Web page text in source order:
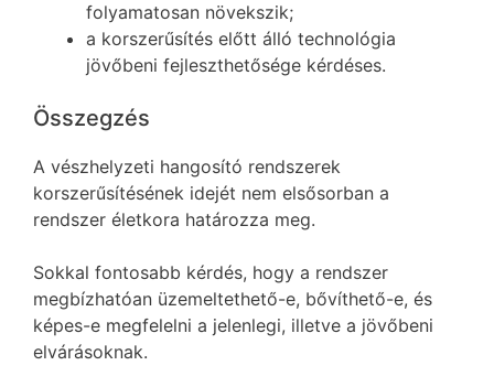
folyamatosan növekszik;
a korszerűsítés előtt álló technológia
jövőbeni fejleszthetősége kérdéses.
Összegzés
A vészhelyzeti hangosító rendszerek
korszerűsítésének idejét nem elsősorban a
rendszer életkora határozza meg.
Sokkal fontosabb kérdés, hogy a rendszer
megbízhatóan üzemeltethető-e, bővíthető-e, és
képes-e megfelelni a jelenlegi, illetve a jövőbeni
elvárásoknak.